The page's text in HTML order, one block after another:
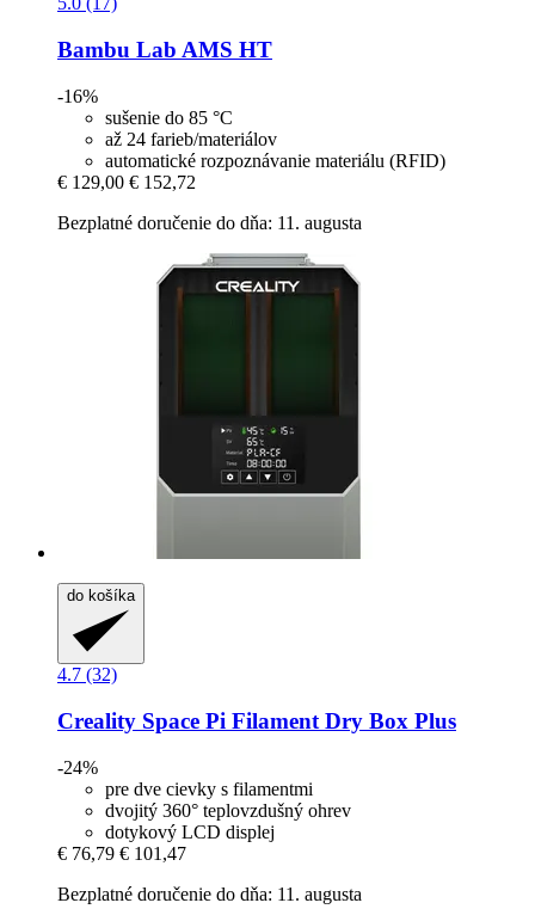
Bambu Lab AMS HT
-16%
sušenie do 85 °C
až 24 farieb/materiálov
automatické rozpoznávanie materiálu (RFID)
€ 129,00 € 152,72
Bezplatné doručenie do dňa: 11. augusta
do košíka
4.7 (32)
Creality Space Pi Filament Dry Box Plus
-24%
pre dve cievky s filamentmi
dvojitý 360° teplovzdušný ohrev
dotykový LCD displej
€ 76,79 € 101,47
Bezplatné doručenie do dňa: 11. augusta